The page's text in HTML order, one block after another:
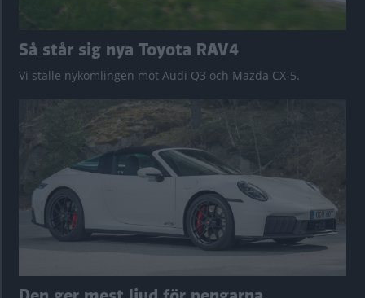
Så står sig nya Toyota RAV4
Vi ställe nykomlingen mot Audi Q3 och Mazda CX-5.